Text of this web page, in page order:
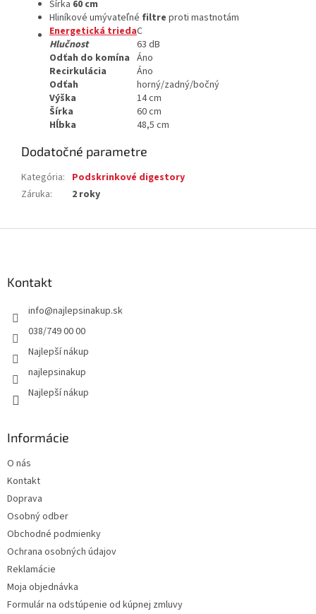
Šírka 60 cm
Hliníkové umývateľné filtre proti mastnotám
Energetická triedaC
Hlučnost
63 dB
Odťah do komína Áno
Recirkulácia
Áno
Odťah
horný/zadný/bočný
Výška
14 cm
Šírka
60 cm
Hĺbka
48,5 cm
Dodatočné parametre
Kategória: Podskrinkové digestory
Záruka: 2 roky
Kontakt
info@najlepsinakup.sk
038/749 00 00
Najlepší nákup
najlepsinakup
Najlepší nákup
Informácie
O nás
Kontakt
Doprava
Osobný odber
Obchodné podmienky
Ochrana osobných údajov
Reklamácie
Moja objednávka
Formulár na odstúpenie od kúpnej zmluvy